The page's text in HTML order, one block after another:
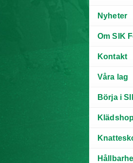
Nyheter
Om SIK
Kontakt
Våra lag
Börja i